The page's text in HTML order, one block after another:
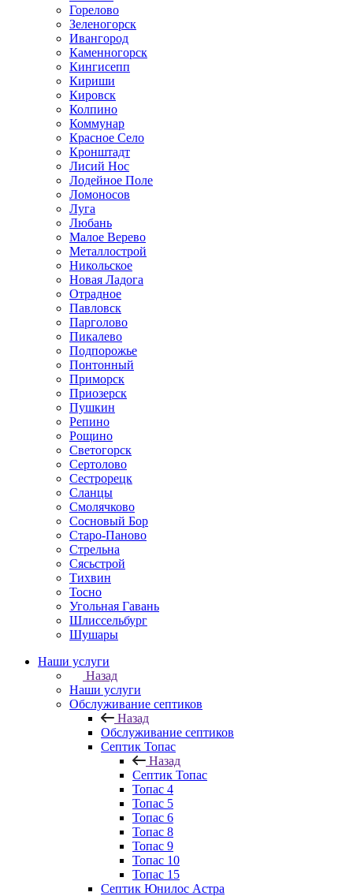
Горелово
Зеленогорск
Ивангород
Каменногорск
Кингисепп
Кириши
Кировск
Колпино
Коммунар
Красное Село
Кронштадт
Лисий Нос
Лодейное Поле
Ломоносов
Луга
Любань
Малое Верево
Металлострой
Никольское
Новая Ладога
Отрадное
Павловск
Парголово
Пикалево
Подпорожье
Понтонный
Приморск
Приозерск
Пушкин
Репино
Рощино
Светогорск
Сертолово
Сестрорецк
Сланцы
Смолячково
Сосновый Бор
Старо-Паново
Стрельна
Сясьстрой
Тихвин
Тосно
Угольная Гавань
Шлиссельбург
Шушары
Наши услуги
Назад
Наши услуги
Обслуживание септиков
Назад
Обслуживание септиков
Септик Топас
Назад
Септик Топас
Топас 4
Топас 5
Топас 6
Топас 8
Топас 9
Топас 10
Топас 15
Септик Юнилос Астра